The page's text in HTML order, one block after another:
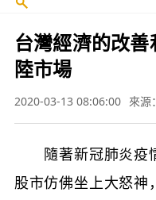
台灣經濟的改
陸市場
2020-03-13 08:06:00 來源
隨著新冠肺炎疫
股市仿佛坐上大怒神